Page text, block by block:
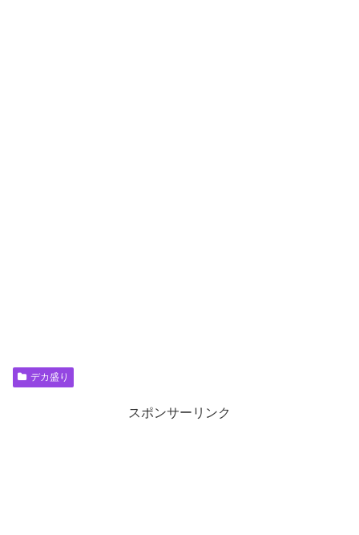
デカ盛り
スポンサーリンク